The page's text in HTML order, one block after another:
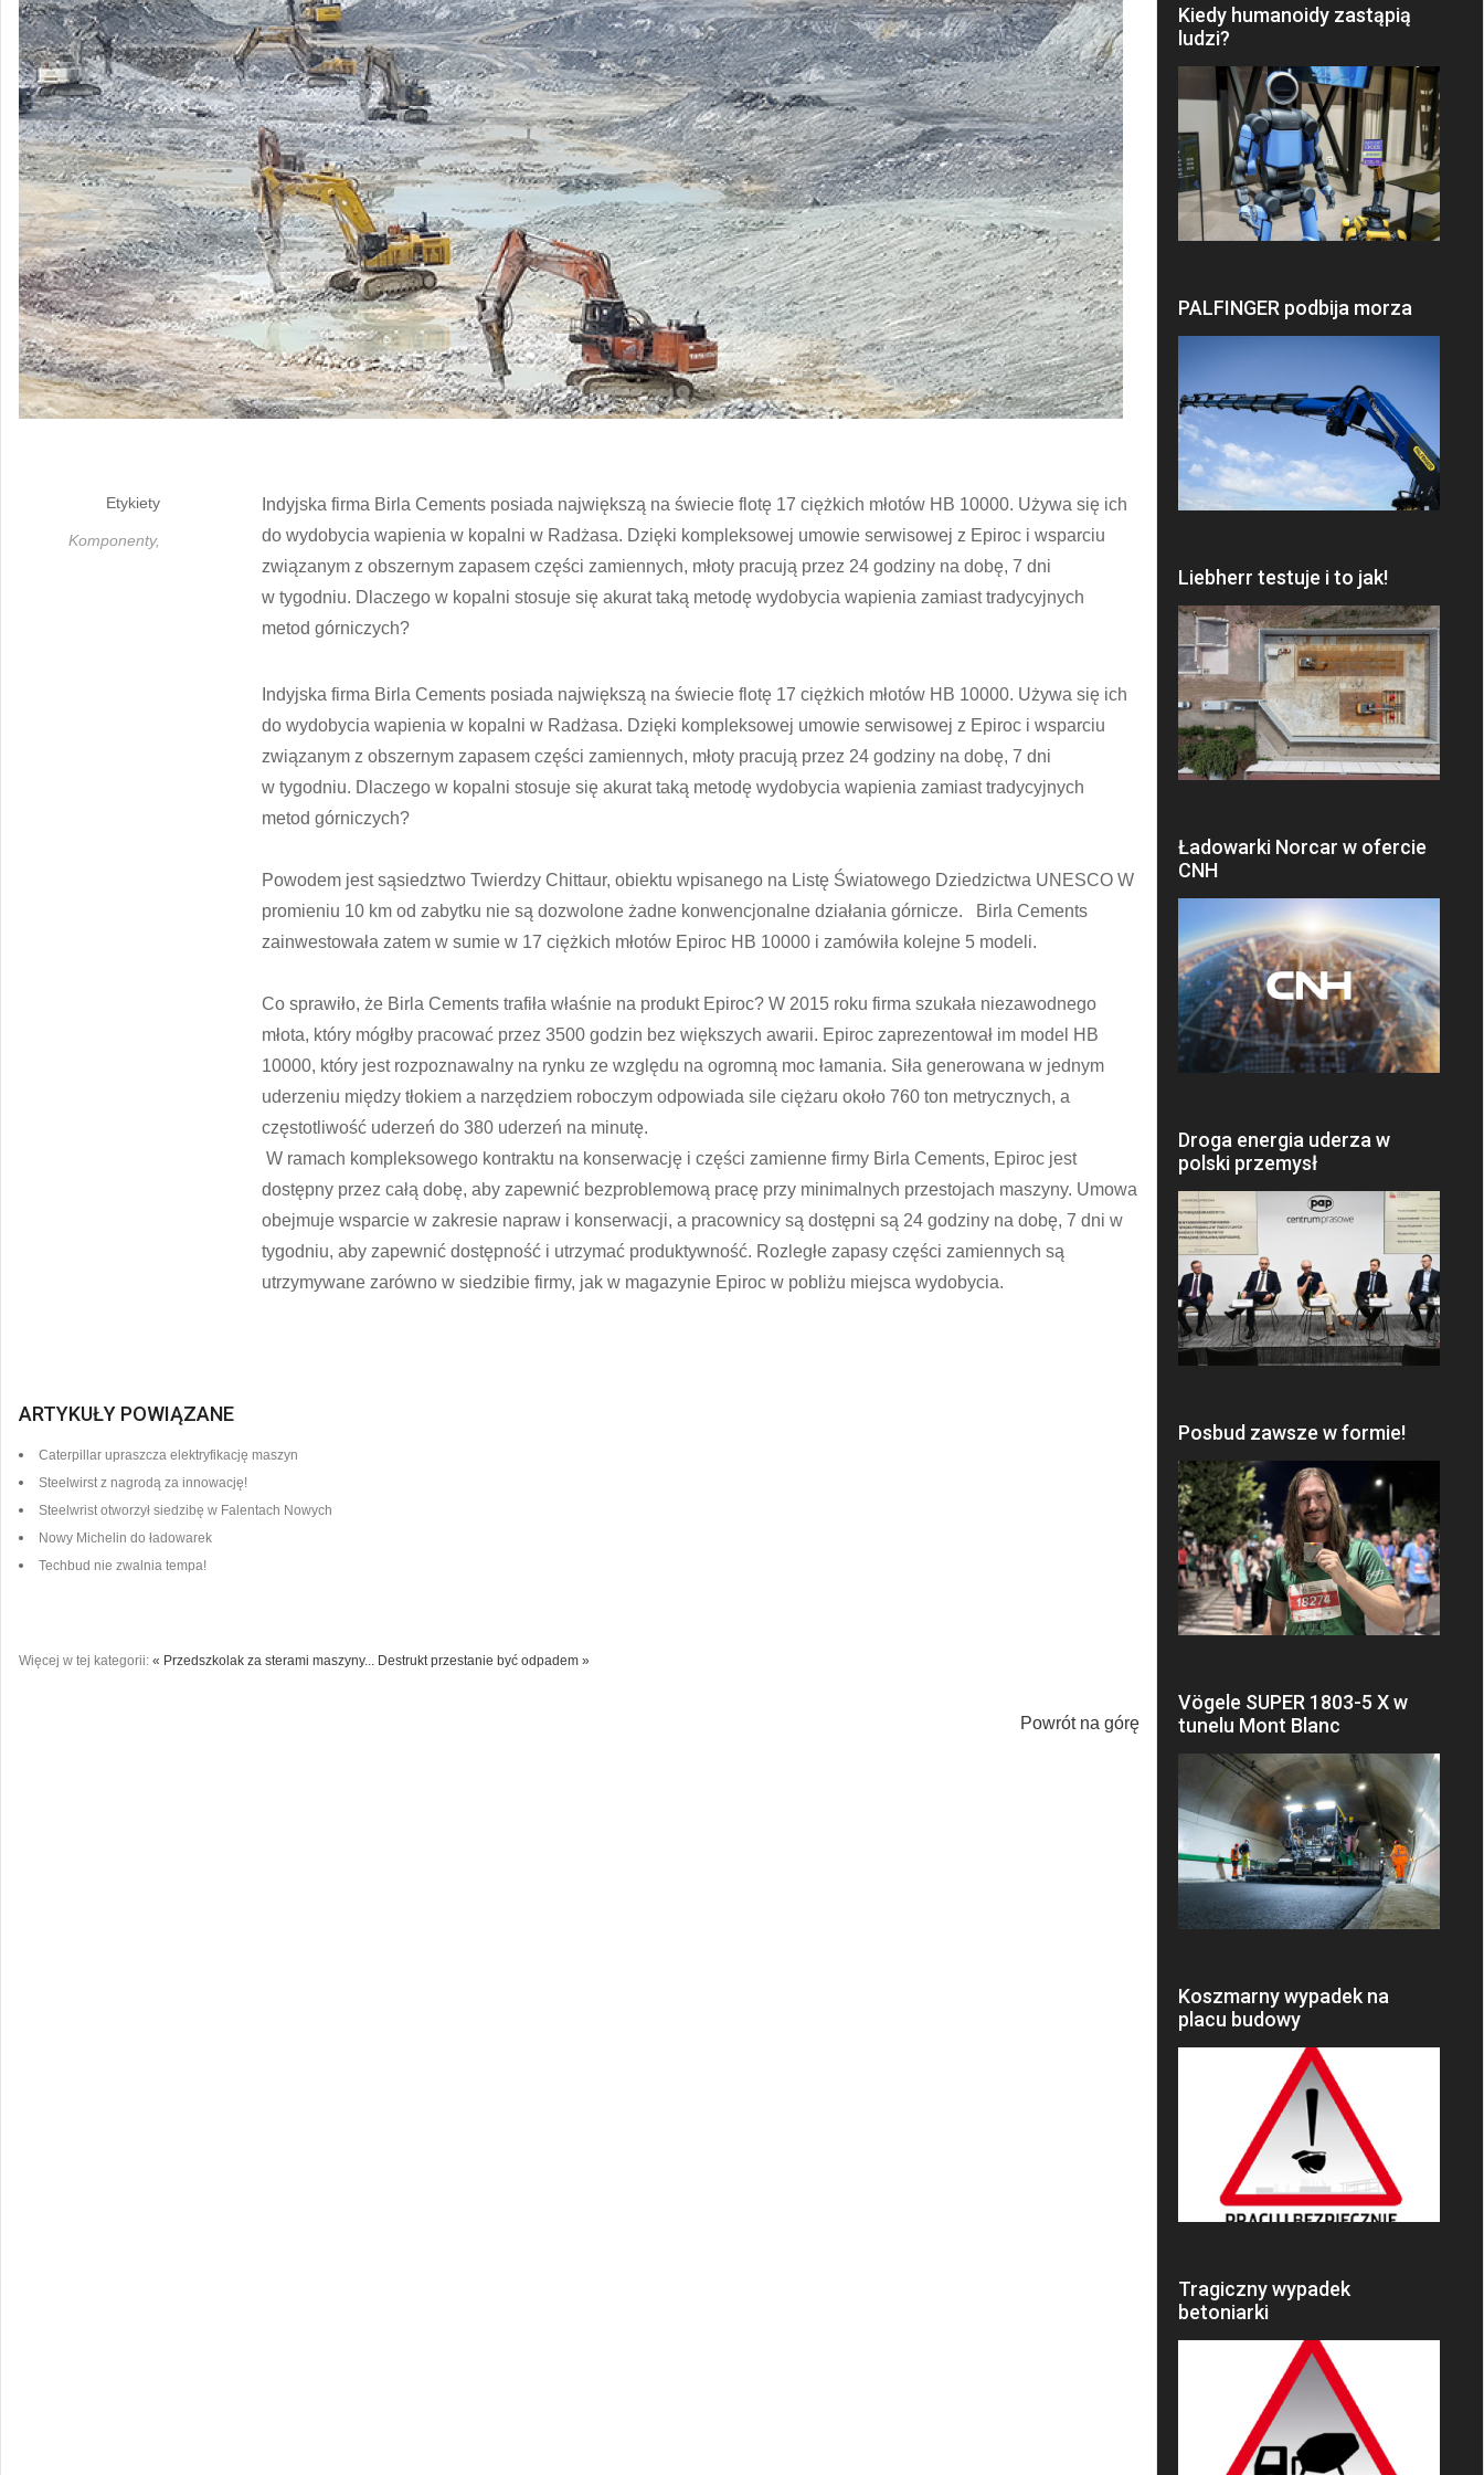
Etykiety
Komponenty,
Indyjska firma Birla Cements posiada największą na świecie flotę 17 ciężkich młotów HB 10000. Używa się ich
do wydobycia wapienia w kopalni w Radżasa. Dzięki kompleksowej umowie serwisowej z Epiroc i wsparciu
związanym z obszernym zapasem części zamiennych, młoty pracują przez 24 godziny na dobę, 7 dni
w tygodniu. Dlaczego w kopalni stosuje się akurat taką metodę wydobycia wapienia zamiast tradycyjnych
metod górniczych?
Indyjska firma Birla Cements posiada największą na świecie flotę 17 ciężkich młotów HB 10000. Używa się ich
do wydobycia wapienia w kopalni w Radżasa. Dzięki kompleksowej umowie serwisowej z Epiroc i wsparciu
związanym z obszernym zapasem części zamiennych, młoty pracują przez 24 godziny na dobę, 7 dni
w tygodniu. Dlaczego w kopalni stosuje się akurat taką metodę wydobycia wapienia zamiast tradycyjnych
metod górniczych?
Powodem jest sąsiedztwo Twierdzy Chittaur, obiektu wpisanego na Listę Światowego Dziedzictwa UNESCO W
promieniu 10 km od zabytku nie są dozwolone żadne konwencjonalne działania górnicze. Birla Cements
zainwestowała zatem w sumie w 17 ciężkich młotów Epiroc HB 10000 i zamówiła kolejne 5 modeli.
Co sprawiło, że Birla Cements trafiła właśnie na produkt Epiroc? W 2015 roku firma szukała niezawodnego
młota, który mógłby pracować przez 3500 godzin bez większych awarii. Epiroc zaprezentował im model HB
10000, który jest rozpoznawalny na rynku ze względu na ogromną moc łamania. Siła generowana w jednym
uderzeniu między tłokiem a narzędziem roboczym odpowiada sile ciężaru około 760 ton metrycznych, a
częstotliwość uderzeń do 380 uderzeń na minutę.
W ramach kompleksowego kontraktu na konserwację i części zamienne firmy Birla Cements, Epiroc jest
dostępny przez całą dobę, aby zapewnić bezproblemową pracę przy minimalnych przestojach maszyny. Umowa
obejmuje wsparcie w zakresie napraw i konserwacji, a pracownicy są dostępni są 24 godziny na dobę, 7 dni w
tygodniu, aby zapewnić dostępność i utrzymać produktywność. Rozległe zapasy części zamiennych są
utrzymywane zarówno w siedzibie firmy, jak w magazynie Epiroc w pobliżu miejsca wydobycia.
ARTYKUŁY POWIĄZANE
Caterpillar upraszcza elektryfikację maszyn
Steelwirst z nagrodą za innowację!
Steelwrist otworzył siedzibę w Falentach Nowych
Nowy Michelin do ładowarek
Techbud nie zwalnia tempa!
Więcej w tej kategorii: « Przedszkolak za sterami maszyny... Destrukt przestanie być odpadem »
Powrót na górę
Kiedy humanoidy zastąpią
ludzi?
PALFINGER podbija morza
Liebherr testuje i to jak!
Ładowarki Norcar w ofercie
CNH
Droga energia uderza w
polski przemysł
Posbud zawsze w formie!
Vögele SUPER 1803-5 X w
tunelu Mont Blanc
Koszmarny wypadek na
placu budowy
Tragiczny wypadek
betoniarki